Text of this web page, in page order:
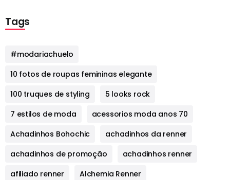
Tags
#modariachuelo
10 fotos de roupas femininas elegante
100 truques de styling
5 looks rock
7 estilos de moda
acessorios moda anos 70
Achadinhos Bohochic
achadinhos da renner
achadinhos de promoção
achadinhos renner
afiliado renner
Alchemia Renner